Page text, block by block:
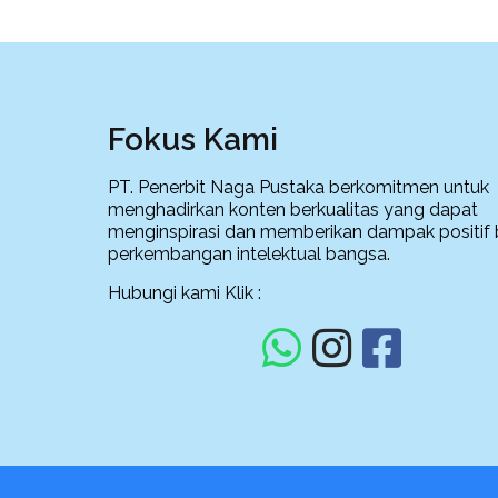
Fokus Kami
PT. Penerbit Naga Pustaka berkomitmen untuk
menghadirkan konten berkualitas yang dapat
menginspirasi dan memberikan dampak positif
perkembangan intelektual bangsa.
Hubungi kami Klik :